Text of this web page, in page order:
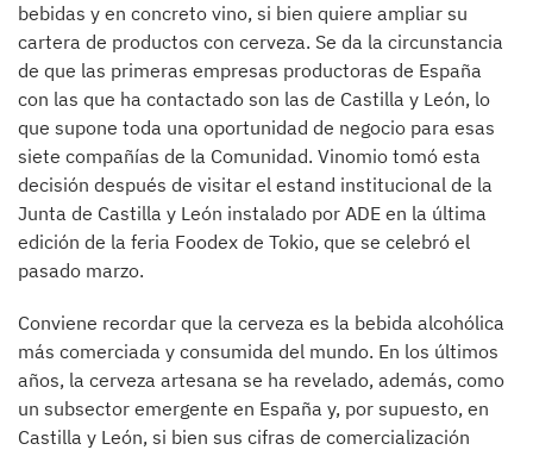
bebidas y en concreto vino, si bien quiere ampliar su
cartera de productos con cerveza. Se da la circunstancia
de que las primeras empresas productoras de España
con las que ha contactado son las de Castilla y León, lo
que supone toda una oportunidad de negocio para esas
siete compañías de la Comunidad. Vinomio tomó esta
decisión después de visitar el estand institucional de la
Junta de Castilla y León instalado por ADE en la última
edición de la feria Foodex de Tokio, que se celebró el
pasado marzo.
Conviene recordar que la cerveza es la bebida alcohólica
más comerciada y consumida del mundo. En los últimos
años, la cerveza artesana se ha revelado, además, como
un subsector emergente en España y, por supuesto, en
Castilla y León, si bien sus cifras de comercialización